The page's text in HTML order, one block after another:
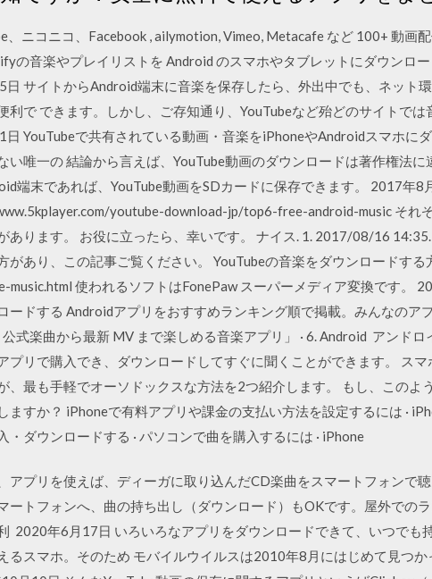
、ニコニコ、Facebook , ailymotion, Vimeo, Metacafe など 100+ 動画
の音楽やプレイリストを Android のスマホやタブレットにダウンロ
日 サイトからAndroid端末に音楽を保存したら、外出中でも、ネット
利で できます。しかし、ご存知通り、YouTubeなど殆どのサイトで
日 YouTubeで共有されている動画・音楽をiPhoneやAndroidスマホに
い唯一の 結論から言えば、YouTube動画のダウンロードは著作権法
端末であれば、YouTube動画をSDカードに保存できます。 2017年8
youtube-download-jp/top6-free-android-music それ
あります。 お役に立ったら、幸いです。 ナイス. 1. 2017/08/16
があり、この記事ご覧ください。 YouTubeの音楽をダウンロードす
music.html 使われるソフトはFonePaw スーパーメディア変換です。
ードする Androidアプリをおすすめランキング順で掲載。みんなのア
公式楽曲から最新 MV まで楽しめる音楽アプリ」 · 6. Android アンド
プリで購入でき、ダウンロードしてすぐに聞くことができます。 ス
、最も手軽でオーソドックスな方法を2つ紹介します。 もし、このよ
ますか？ iPhoneで有料アプリや課金の支払い方法を設定するには ·
・ダウンロードする · パソコンで曲を購入するには · iPhone
アプリを使えば、ディーガに取り込んだCD楽曲をスマートフォン
ートフォンへ、曲の持ち出し（ダウンロード）もOKです。屋外での
2020年6月17日 いろいろなアプリをダウンロードできて、いつでも
るスマホ。そのため モバイルウイルスは2010年8月にはじめて見つ